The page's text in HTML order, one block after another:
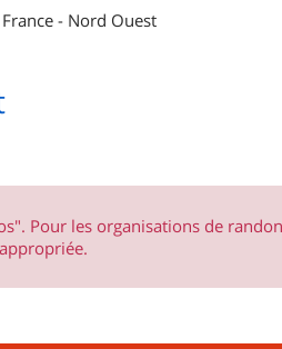
France - Nord Ouest
Pour les organisations de